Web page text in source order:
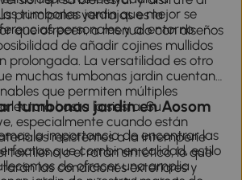
tumbonas jardin que mejor se
personales y al entorno.
principales ventajas es la
que ofrecen, a menudo con diseños
de añadir cojines mullidos
prolongada. La versatilidad es otro
muchas tumbonas jardin cuentan
que permiten múltiples
lectura hasta la siesta. Su
especialmente cuando están
resistentes a la intemperie
textileno o el ratán sintético, lo que
las condiciones exteriores y
tumbonas jardin en Aosom
la importancia de encontrar las
que combinen calidad, estilo
de ofrecer una amplia